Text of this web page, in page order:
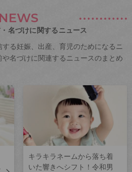
NEWS
名づけに関するニュース
る妊娠、出産、育児のためになるニ
名づけに関連するニュースのまとめ
キラキラネームから落ち着
いた響きへシフト！令和男